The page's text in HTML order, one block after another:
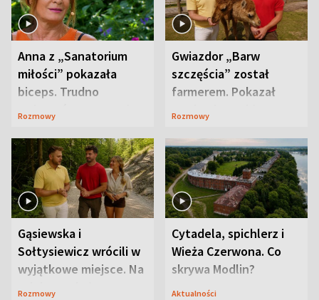
Anna z „Sanatorium
miłości” pokazała
biceps. Trudno
uwierzyć, co przeszła
Rozmowy
Gwiazdor „Barw
szczęścia” został
farmerem. Pokazał
swoje niezwykłe
Rozmowy
Gąsiewska i
Sołtysiewicz wrócili w
wyjątkowe miejsce. Na
szlaku czekał
Rozmowy
Cytadela, spichlerz i
Wieża Czerwona. Co
skrywa Modlin?
Aktualności